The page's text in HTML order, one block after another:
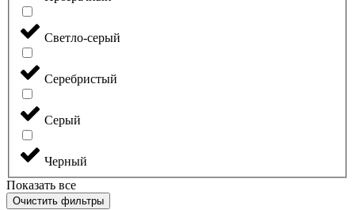
Светло-серый
Серебристый
Серый
Черный
Показать все
Очистить фильтры